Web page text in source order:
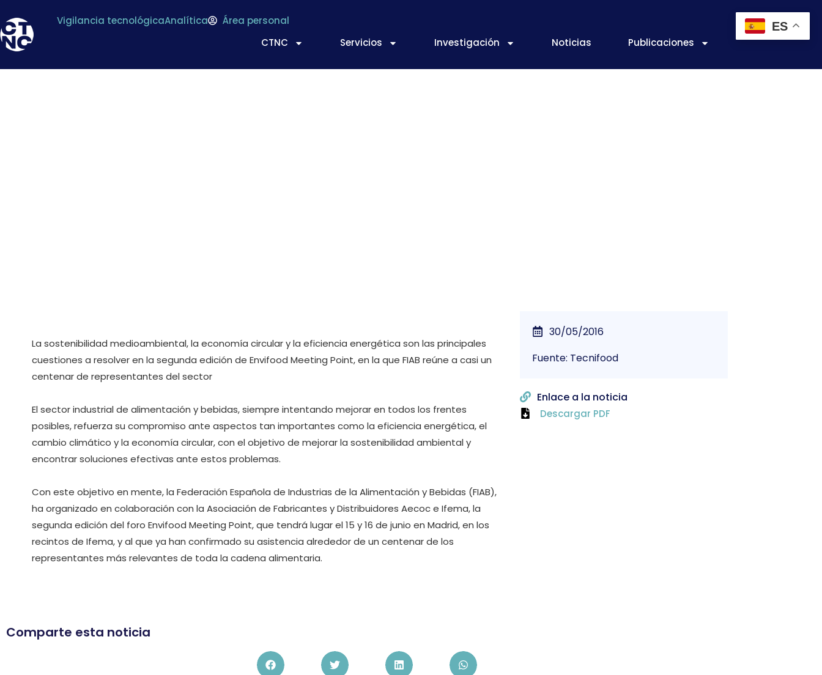
Vigilancia tecnológicaAnalítica
Área personal
CTNC
Servicios Investigación Noticias Publicaciones
La sostenibilidad medioambiental, la economía circular y la eficiencia energética son las principales
cuestiones a resolver en la segunda edición de Envifood Meeting Point, en la que FIAB reúne a casi un
centenar de representantes del sector
El sector industrial de alimentación y bebidas, siempre intentando mejorar en todos los frentes
posibles, refuerza su compromiso ante aspectos tan importantes como la eficiencia energética, el
cambio climático y la economía circular, con el objetivo de mejorar la sostenibilidad ambiental y
encontrar soluciones efectivas ante estos problemas.
Con este objetivo en mente, la Federación Española de Industrias de la Alimentación y Bebidas (FIAB),
ha organizado en colaboración con la Asociación de Fabricantes y Distribuidores Aecoc e Ifema, la
segunda edición del foro Envifood Meeting Point, que tendrá lugar el 15 y 16 de junio en Madrid, en los
recintos de Ifema, y al que ya han confirmado su asistencia alrededor de un centenar de los
representantes más relevantes de toda la cadena alimentaria.
30/05/2016
Fuente: Tecnifood
Enlace a la noticia
Descargar PDF
Comparte esta noticia
ES